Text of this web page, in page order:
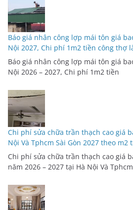
Báo giá nhân công lợp mái tôn giá
Nội 2027, Chi phí 1m2 tiền công thợ
Báo giá nhân công lợp mái tôn giá
Nội 2026 – 2027, Chi phí 1m2 tiền
Chi phí sửa chữa trần thạch cao giá
Nội Và Tphcm Sài Gòn 2027 theo m2
Chi phí sửa chữa trần thạch cao giá
năm 2026 – 2027 tại Hà Nội Và Tphcm